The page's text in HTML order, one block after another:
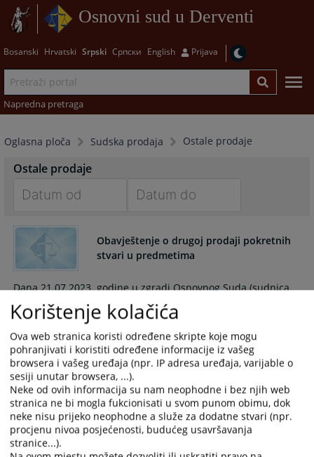
Osnovni sud u Derventi
Bosanski Hrvatski Srpski Српски English Prijava
Napredna pretraga
Oglasna ploča Sudska prodaja Ostale prodaje
Ostale prodaje
forward
interact
the
calendar
select
a
date.
Press
the
question
mark
key
forward
to
interact
the
calendar
select
a
date.
Press
the
question
mark
key
Obavještenje o drugoj prodaji pokretnih
stvari u predmetima
Dana 21.07.2023. godine u zgradi Osnovnog Suda (sudnica
broj 19), održaće se druga prodaja pokretnih stvari u skladu
sa odredbama zakona o Izvršnom postupku.
13.07.2023.
Korištenje kolačića
Ova web stranica koristi određene skripte koje mogu
pohranjivati i koristiti određene informacije iz vašeg
browsera i vašeg uređaja (npr. IP adresa uređaja, varijable o
sesiji unutar browsera, ...).
Neke od ovih informacija su nam neophodne i bez njih web
stranica ne bi mogla fukcionisati u svom punom obimu, dok
neke nisu prijeko neophodne a služe za dodatne stvari (npr.
procjenu nivoa posjećenosti, budućeg usavršavanja
stranice...).